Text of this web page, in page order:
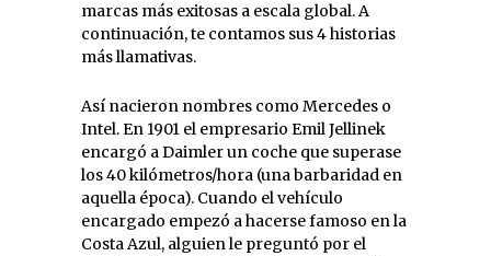
marcas más exitosas a escala global. A
continuación, te contamos sus 4 historias
más llamativas.
Así nacieron nombres como Mercedes o
Intel. En 1901 el empresario Emil Jellinek
encargó a Daimler un coche que superase
los 40 kilómetros/hora (una barbaridad en
aquella época). Cuando el vehículo
encargado empezó a hacerse famoso en la
Costa Azul, alguien le preguntó por el